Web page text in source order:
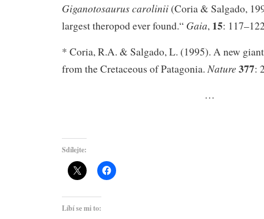
Giganotosaurus carolinii(Coria & Salgado,
largest theropod ever found.“ Gaia, 15:
* Coria, R.A. & Salgado, L. (1995). A new
from the Cretaceous of Patagonia. Nature 377:
…
Sdílejte:
Líbí se mi to: